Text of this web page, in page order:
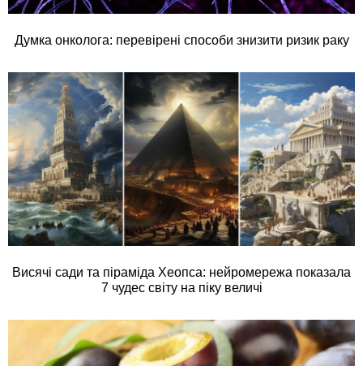
Думка онколога: перевірені способи знизити ризик раку
Висячі сади та піраміда Хеопса: нейромережа показала
7 чудес світу на піку величі